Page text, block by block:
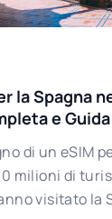
la Spagna
e
di un eSIM
milioni di
visitato la